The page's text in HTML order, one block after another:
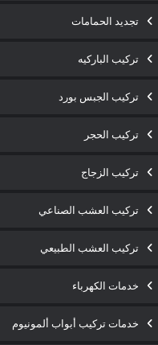
تجديد الحمامات
تركيب الباركيه
تركيب الجبس بورد
تركيب الحجر
تركيب الزجاج
تركيب العشب الصناعي
تركيب العشب الطبيعي
خدمات الكهرباء
خدمات تركيب أبواب ألمونيوم